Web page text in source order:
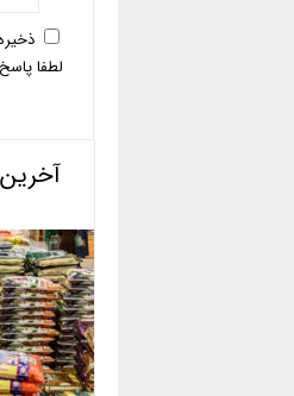
لطفا